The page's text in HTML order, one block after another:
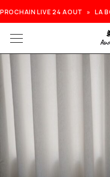
PROCHAIN LIVE 24 AOUT » LA